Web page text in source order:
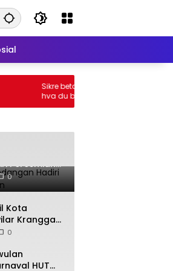
Sikre betalinger hos Beste Casino Norge:
hva du bør vite om innskudd og uttak
17
Peresmian
0
Kota
Kranggan
0
HUT